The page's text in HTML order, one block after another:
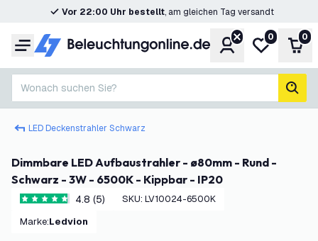
Vor 22:00 Uhr bestellt, am gleichen Tag versandt
Menü KontoMeine
0 0
Wonach suchen Sie?
LED Deckenstrahler Schwarz
Dimmbare LED Aufbaustrahler - ø80mm - Rund -
Schwarz - 3W - 6500K - Kippbar - IP20
4.8 Bewertungssterne
4.8 (5) SKU: LV10024-6500K
Marke: Ledvion